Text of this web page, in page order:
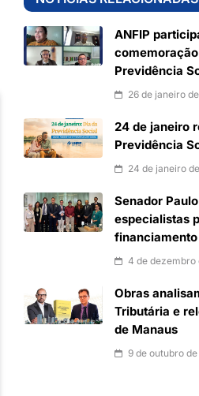
ANFIP
Previdência
26 de janeiro
24 de janeiro
Previdência
24 de janeiro
Senador
especialistas
4 de dezembro
Obras
Tributária e
de Manaus
9 de outubro